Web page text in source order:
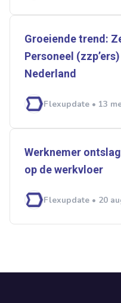
Groeiende trend:
Personeel
Nederland
Flexupdate • 13
Werknemer
op de werkvloer
Flexupdate • 20